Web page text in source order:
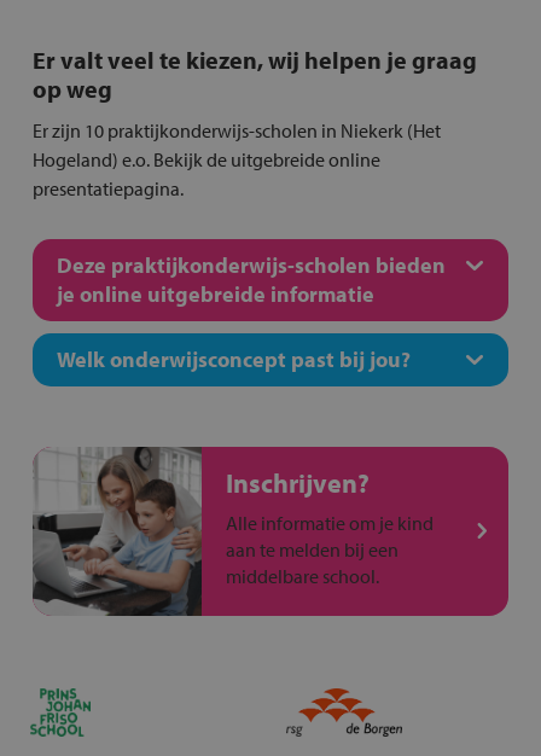
Er valt veel te kiezen, wij helpen je graag
op weg
Er zijn 10 praktijkonderwijs-scholen in Niekerk (Het
Hogeland) e.o. Bekijk de uitgebreide online
presentatiepagina.
Deze praktijkonderwijs-scholen bieden
je online uitgebreide informatie
Welk onderwijsconcept past bij jou?
Inschrijven?
Alle informatie om je kind
aan te melden bij een
middelbare school.